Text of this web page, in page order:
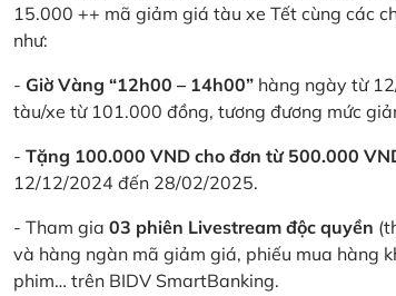
15.000 ++ mã giảm giá tàu xe Tết cùng các
như:
- Giờ Vàng “12h00 – 14h00” hàng ngày từ
tàu/xe từ 101.000 đồng, tương đương mức
- Tặng 100.000 VND cho đơn từ 500.000
12/12/2024 đến 28/02/2025.
- Tham gia 03 phiên Livestream độc quyền
và hàng ngàn mã giảm giá, phiếu mua hàng
phim… trên BIDV SmartBanking.